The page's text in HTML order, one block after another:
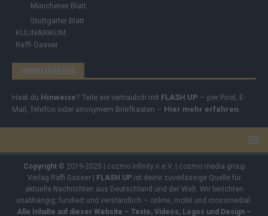
Münchener Blatt
Stuttgarter Blatt
KULINARIKUM.
Raffi Gasser
HINWEISGEBER
Hast du Hinweise? Teile sie vertraulich mit FLASH UP – per Post, E-
Mail, Telefon oder anonymem Briefkasten – Hier mehr erfahren.
Copyright© 2019-2025 | cozmo infinity n.e.V. | cozmo media group
Verlag Raffi Gasser |
FLASH UPist deine zuverlässige Quelle für
aktuelle Nachrichten aus Deutschland und der Welt. Wir berichten
unabhängig, fundiert und verständlich – online, mobil und crossmedial.
Alle Inhalte auf dieser Website – Texte, Videos, Logos und Design –